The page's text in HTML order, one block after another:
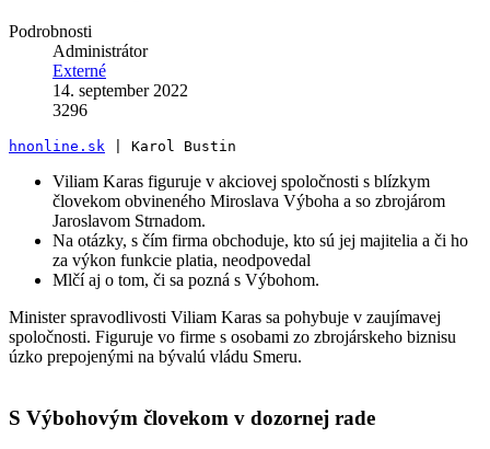
Podrobnosti
Administrátor
Externé
14. september 2022
3296
hnonline.sk | Karol Bustin
Viliam Karas figuruje v akciovej spoločnosti s blízkym
človekom obvineného Miroslava Výboha a so zbrojárom
Jaroslavom Strnadom.
Na otázky, s čím firma obchoduje, kto sú jej majitelia a či ho
za výkon funkcie platia, neodpovedal
Mlčí aj o tom, či sa pozná s Výbohom.
Minister spravodlivosti Viliam Karas sa pohybuje v zaujímavej
spoločnosti. Figuruje vo firme s osobami zo zbrojárskeho biznisu
úzko prepojenými na bývalú vládu Smeru.
S Výbohovým človekom v dozornej rade